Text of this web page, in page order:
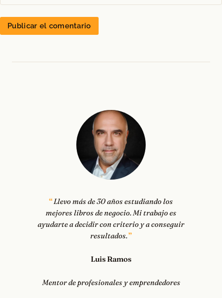
Llevo más de 30 años estudiando los
mejores libros de negocio. Mi trabajo es
ayudarte a decidir con criterio y a conseguir
resultados.
Luis Ramos
Mentor de profesionales y emprendedores